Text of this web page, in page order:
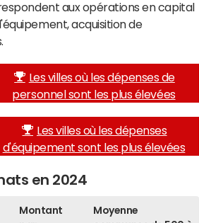
aux opérations en capital
acquisition de
Les villes où les dépenses de
personnel sont les plus élevées
Les villes où les dépenses
d'équipement sont les plus élevées
en 2024
Montant
Moyenne